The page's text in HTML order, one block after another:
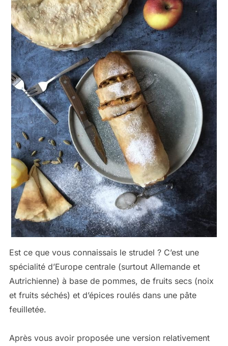
Est ce que vous connaissais le strudel ? C’est une
spécialité d’Europe centrale (surtout Allemande et
Autrichienne) à base de pommes, de fruits secs (noix
et fruits séchés) et d’épices roulés dans une pâte
feuilletée.
Après vous avoir proposée une version relativement